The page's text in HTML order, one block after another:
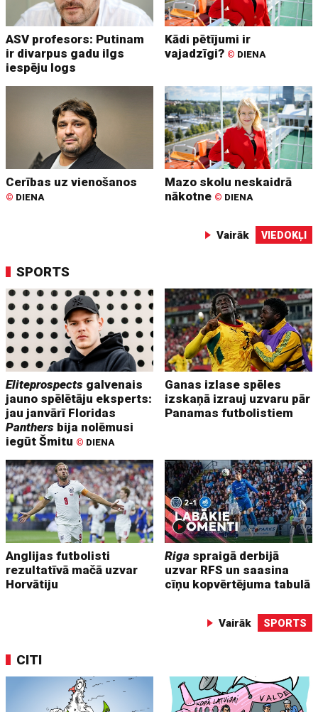
ASV profesors: Putinam
ir divarpus gadu ilgs
iespēju logs
Kādi pētījumi ir
vajadzīgi? © DIENA
Cerības uz vienošanos
© DIENA
Mazo skolu neskaidrā
nākotne © DIENA
Vairāk VIEDOKĻI
SPORTS
Eliteprospects galvenais
jauno spēlētāju eksperts:
jau janvārī Floridas
Panthers bija nolēmusi
iegūt Šmitu © DIENA
Ganas izlase spēles
izskaņā izrauj uzvaru pār
Panamas futbolistiem
Anglijas futbolisti
rezultatīvā mačā uzvar
Horvātiju
Riga spraigā derbijā
uzvar RFS un saasina
cīņu kopvērtējuma tabulā
Vairāk SPORTS
CITI